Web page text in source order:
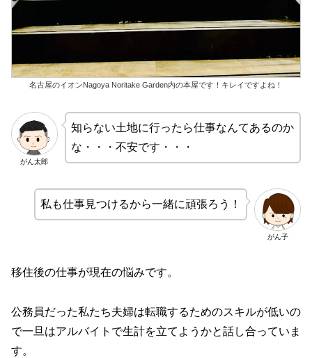
名古屋のイオンNagoya Noritake Garden内の本屋です！キレイですよね！
がん太郎
知らない土地に行ったら仕事なんてあるのか
な・・・不安です・・・
がん子
私も仕事見つけるから一緒に頑張ろう！
移住後の仕事が現在の悩みです。
公務員だった私たち夫婦は転職するためのスキルが低いの
で一旦はアルバイトで生計を立てようかと話し合っていま
す。